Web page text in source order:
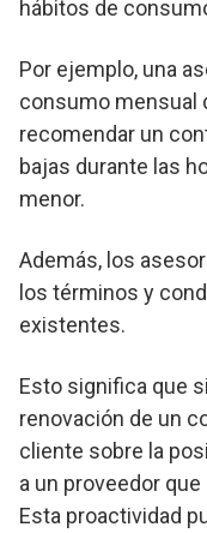
hábitos de
Por ejemplo, una
consumo mensual
recomendar un
bajas durante las
menor.
Además, los
los términos y
existentes.
Esto significa que
renovación de un
cliente sobre la
a un proveedor
Esta proactividad